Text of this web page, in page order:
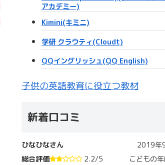
アカデミー)
Kimini(キミニ)
学研 クラウティ(Cloudt)
QQイングリッシュ(QQ English)
子供の英語教育に役立つ教材
新着口コミ
ひなひなさん
2019年
こどもの
総合評価
2.2/5